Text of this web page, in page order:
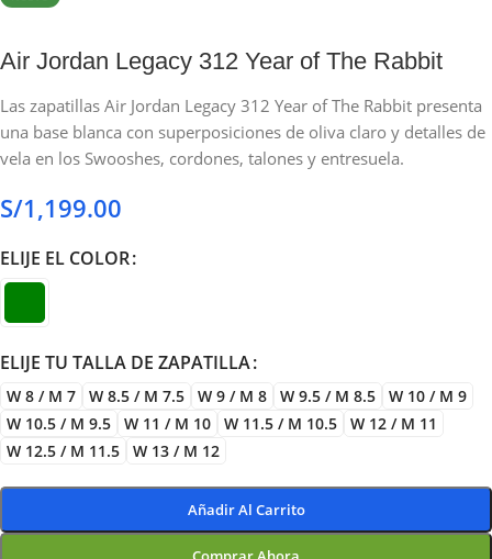
Air Jordan Legacy 312 Year of The Rabbit
Las zapatillas Air Jordan Legacy 312 Year of The Rabbit presenta
una base blanca con superposiciones de oliva claro y detalles de
vela en los Swooshes, cordones, talones y entresuela.
S/1,199.00
ELIJE EL COLOR
ELIJE TU TALLA DE ZAPATILLA
W 8 / M 7 W 8.5 / M 7.5 W 9 / M 8 W 9.5 / M 8.5
W 10 / M 9
W 10.5 / M 9.5
W 11 / M 10 W 11.5 / M 10.5
W 12 / M 11
W 12.5 / M 11.5
W 13 / M 12
Añadir Al Carrito